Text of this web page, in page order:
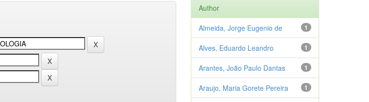
Author
1
Almeida, Jorge Eugenio de
1
Alves, Eduardo Leandro
1
Arantes, João Paulo Dantas
1
Araujo, Maria Gorete Pereira